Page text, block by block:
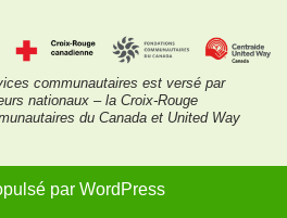
communautaires est versé par
nationaux – la Croix-Rouge
du Canada et United Way
par WordPress